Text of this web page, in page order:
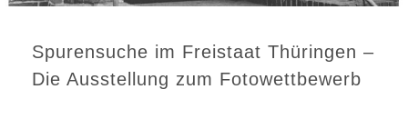
Spurensuche im Freistaat Thüringen –
Die Ausstellung zum Fotowettbewerb